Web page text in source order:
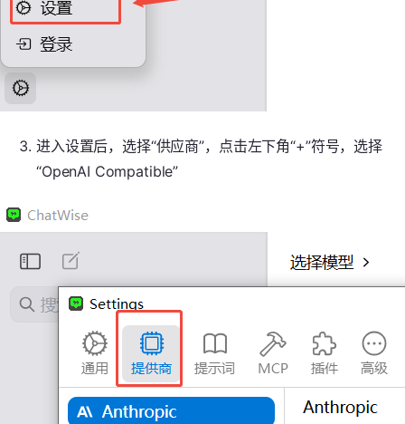
进入设置后，选择“供应商”，点击左下角“+”符号，选择
“OpenAI Compatible”